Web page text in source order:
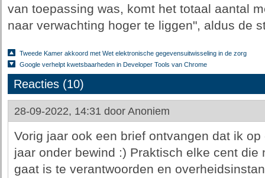
van toepassing was, komt het totaal aantal
naar verwachting hoger te liggen", aldus de
Tweede Kamer akkoord met Wet elektronische gegevensuitwisseling in de zorg
Google verhelpt kwetsbaarheden in Developer Tools van Chrome
Reacties (10)
28-09-2022, 14:31 door Anoniem
Vorig jaar ook een brief ontvangen dat ik
jaar onder bewind :) Praktisch elke cent die
gaat is te verantwoorden en